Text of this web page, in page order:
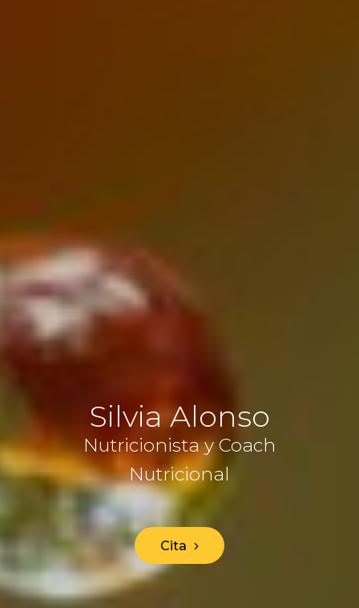
Silvia Alonso
Nutricionista y Coach
Nutricional
Cita